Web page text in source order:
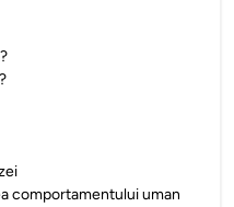
comportamentului uman